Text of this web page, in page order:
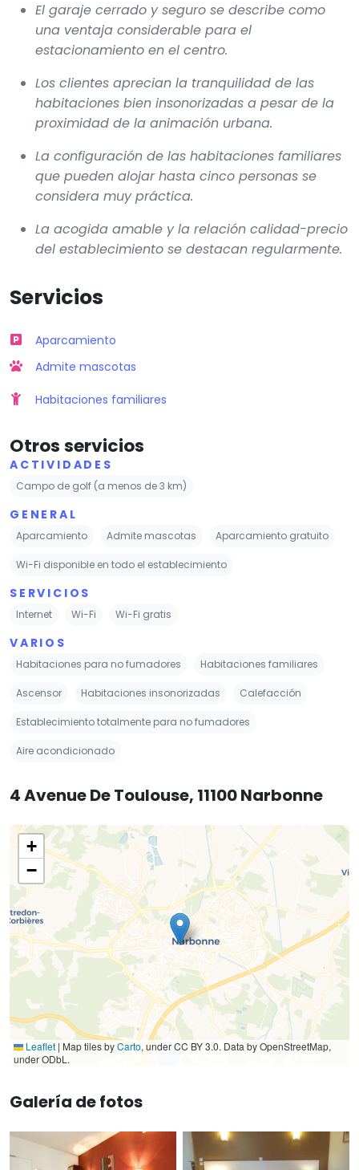
El garaje cerrado y seguro se describe como
una ventaja considerable para el
estacionamiento en el centro.
Los clientes aprecian la tranquilidad de las
habitaciones bien insonorizadas a pesar de la
proximidad de la animación urbana.
La configuración de las habitaciones familiares
que pueden alojar hasta cinco personas se
considera muy práctica.
La acogida amable y la relación calidad-precio
del establecimiento se destacan regularmente.
Servicios
Aparcamiento
Admite mascotas
Habitaciones familiares
Otros servicios
ACTIVIDADES
Campo de golf (a menos de 3 km)
GENERAL
Aparcamiento Admite mascotas Aparcamiento gratuito
Wi-Fi disponible en todo el establecimiento
SERVICIOS
Internet Wi-Fi Wi-Fi gratis
VARIOS
Habitaciones para no fumadores Habitaciones familiares
Ascensor Habitaciones insonorizadas Calefacción
Establecimiento totalmente para no fumadores
Aire acondicionado
4 Avenue De Toulouse, 11100 Narbonne
+
−
Leaflet | Map tiles byCarto, under CC BY 3.0. Data by OpenStreetMap,
under ODbL.
Galería de fotos